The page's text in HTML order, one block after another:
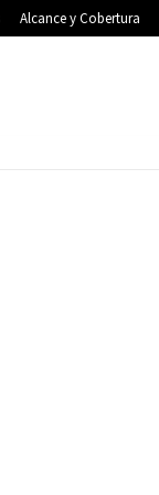
Alcance y Cobertura